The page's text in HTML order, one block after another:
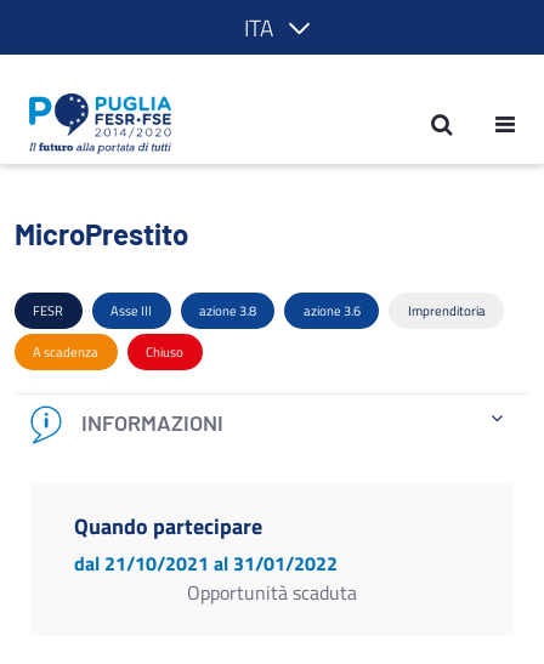
ITA
MicroPrestito - POR Puglia 2014-2020
MicroPrestito
FESR Asse III azione 3.8 azione 3.6 Imprenditoria
A scadenza Chiuso
INFORMAZIONI
Quando partecipare
dal 21/10/2021 al 31/01/2022
Opportunità scaduta